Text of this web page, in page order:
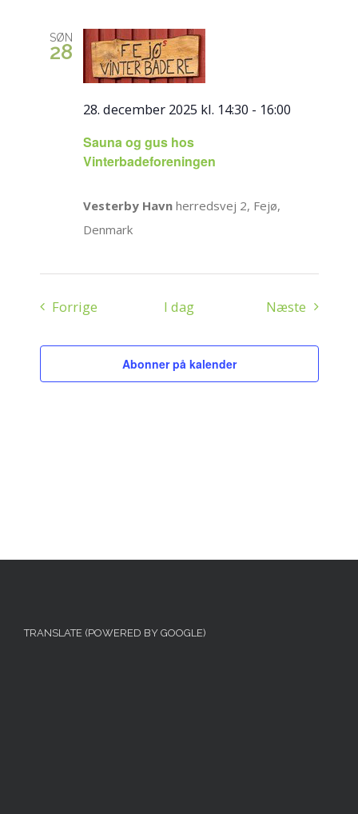
SØN
28
Sauna og gus hos
Vinterbadeforeningen
28. december 2025 kl. 14:30 - 16:00
Vesterby Havn herredsvej 2, Fejø,
Denmark
Forrige Begivenheder
I dag Næste
Abonner på kalender
TRANSLATE (POWERED BY GOOGLE)